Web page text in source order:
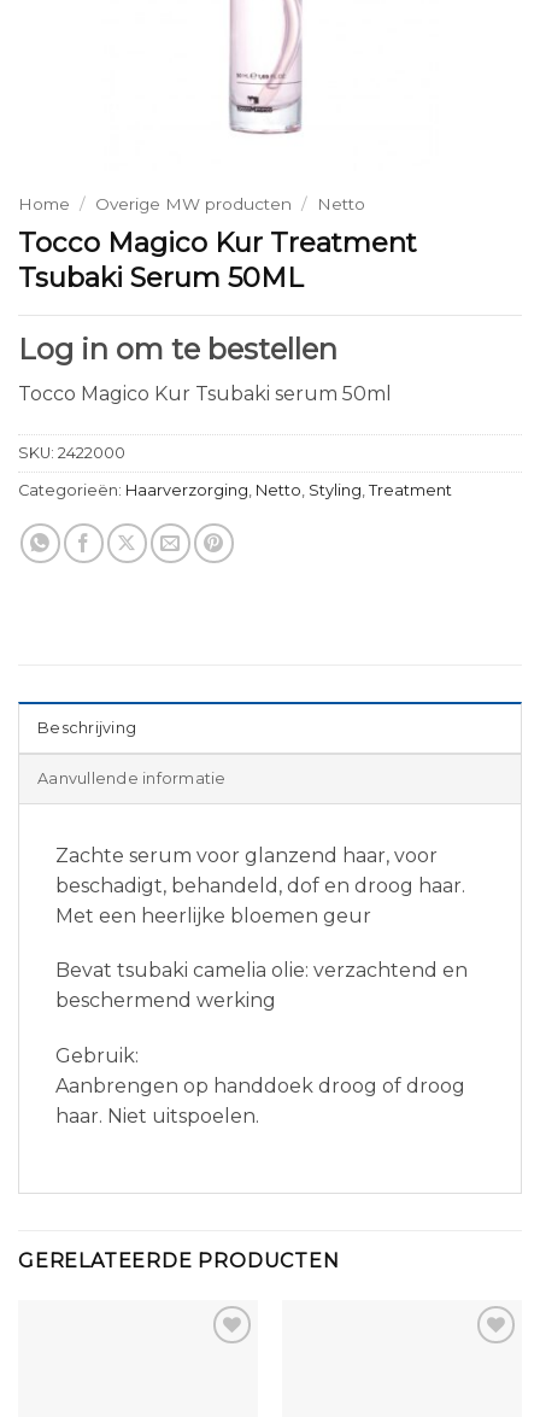
Home / Overige MW producten / Netto
Tocco Magico Kur Treatment
Tsubaki Serum 50ML
Log in om te bestellen
Tocco Magico Kur Tsubaki serum 50ml
SKU: 2422000
Categorieën: Haarverzorging Netto Styling Treatment
Beschrijving
Aanvullende informatie
Zachte serum voor glanzend haar, voor
beschadigt, behandeld, dof en droog haar.
Met een heerlijke bloemen geur
Bevat tsubaki camelia olie: verzachtend en
beschermend werking
Gebruik:
Aanbrengen op handdoek droog of droog
haar. Niet uitspoelen.
GERELATEERDE PRODUCTEN